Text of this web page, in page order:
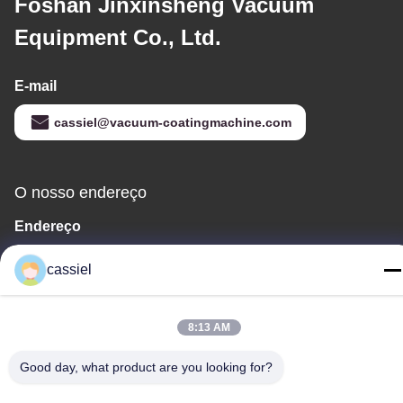
Equipment Co., Ltd.
E-mail
cassiel@vacuum-coatingmachine.com
O nosso endereço
Endereço
distrito de Nanhai, Foshan, Guangdong, China
cassiel
8:13 AM
Good day, what product are you looking for?